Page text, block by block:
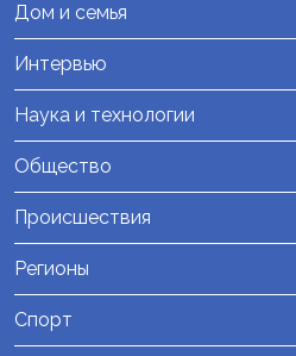
Дом и семья
Интервью
Наука и технологии
Общество
Происшествия
Регионы
Спорт